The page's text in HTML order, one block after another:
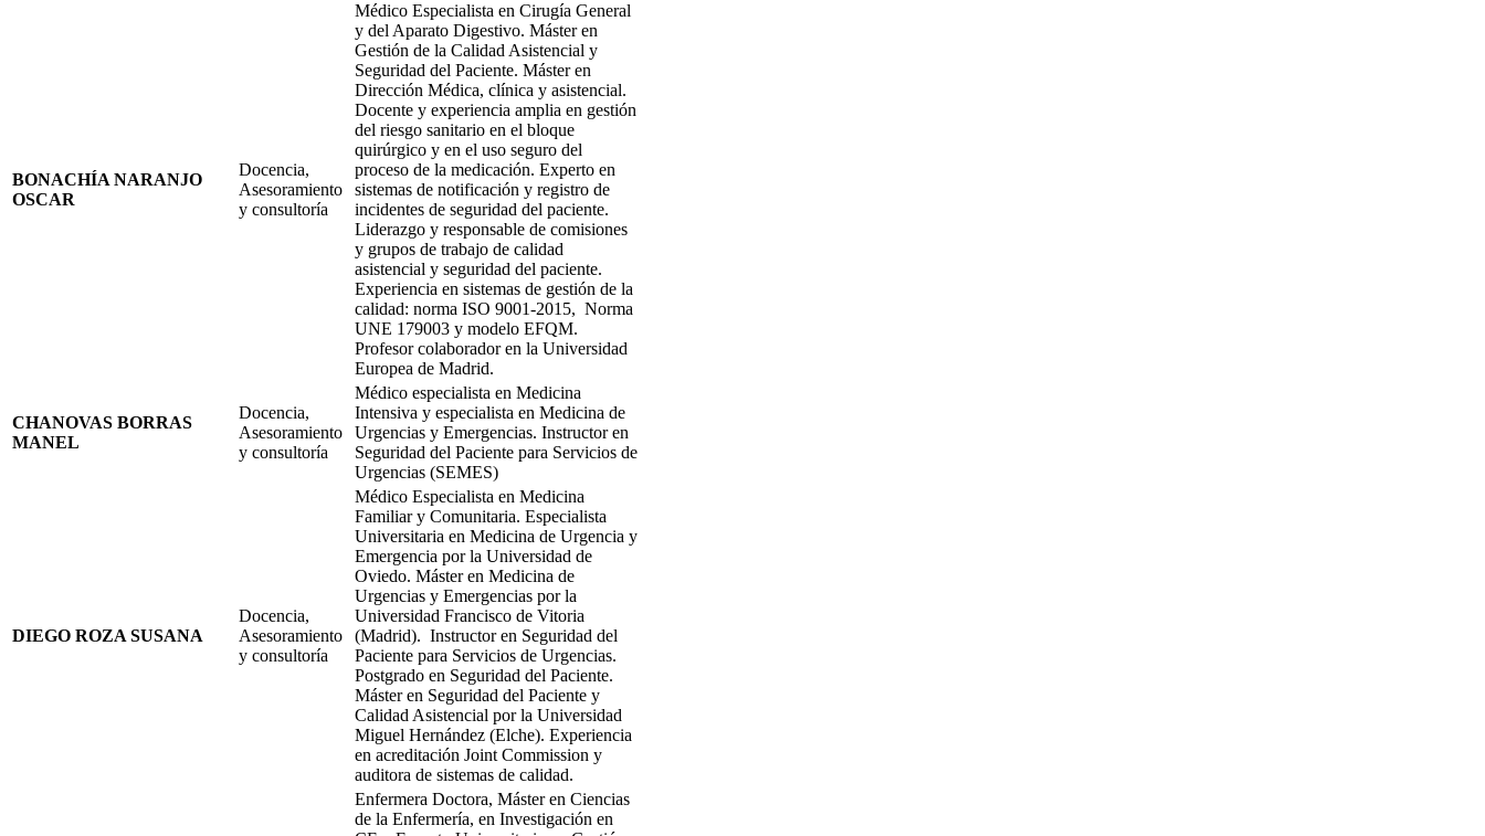
BONACHÍA NARANJO
OSCAR
Docencia,
Asesoramiento
y consultoría
Médico Especialista en Cirugía General
y del Aparato Digestivo. Máster en
Gestión de la Calidad Asistencial y
Seguridad del Paciente. Máster en
Dirección Médica, clínica y asistencial.
Docente y experiencia amplia en gestión
del riesgo sanitario en el bloque
quirúrgico y en el uso seguro del
proceso de la medicación. Experto en
sistemas de notificación y registro de
incidentes de seguridad del paciente.
Liderazgo y responsable de comisiones
y grupos de trabajo de calidad
asistencial y seguridad del paciente.
Experiencia en sistemas de gestión de la
calidad: norma ISO 9001-2015, Norma
UNE 179003 y modelo EFQM.
Profesor colaborador en la Universidad
Europea de Madrid.
CHANOVAS BORRAS
MANEL
Docencia,
Asesoramiento
y consultoría
Médico especialista en Medicina
Intensiva y especialista en Medicina de
Urgencias y Emergencias. Instructor en
Seguridad del Paciente para Servicios de
Urgencias (SEMES)
DIEGO ROZA SUSANA
Docencia,
Asesoramiento
y consultoría
Médico Especialista en Medicina
Familiar y Comunitaria. Especialista
Universitaria en Medicina de Urgencia y
Emergencia por la Universidad de
Oviedo. Máster en Medicina de
Urgencias y Emergencias por la
Universidad Francisco de Vitoria
(Madrid). Instructor en Seguridad del
Paciente para Servicios de Urgencias.
Postgrado en Seguridad del Paciente.
Máster en Seguridad del Paciente y
Calidad Asistencial por la Universidad
Miguel Hernández (Elche). Experiencia
en acreditación Joint Commission y
auditora de sistemas de calidad.
Enfermera Doctora, Máster en Ciencias
de la Enfermería, en Investigación en